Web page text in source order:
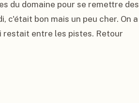
du domaine pour se remettre des
c'était bon mais un peu cher. On a
restait entre les pistes. Retour